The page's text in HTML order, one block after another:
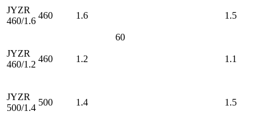
JYZR
460/1.6
460 1.6
60
1.5
JYZR
460/1.2
460 1.2 1.1
JYZR
500/1.4
500 1.4 1.5